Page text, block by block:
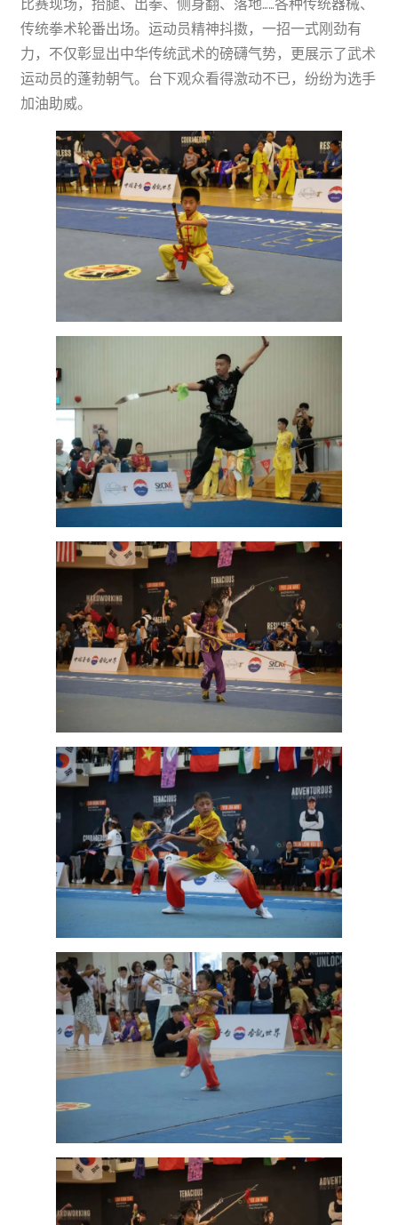
比赛现场，抬腿、出拳、侧身翻、落地……各种传统器械、
传统拳术轮番出场。运动员精神抖擞，一招一式刚劲有
力，不仅彰显出中华传统武术的磅礴气势，更展示了武术
运动员的蓬勃朝气。台下观众看得激动不已，纷纷为选手
加油助威。